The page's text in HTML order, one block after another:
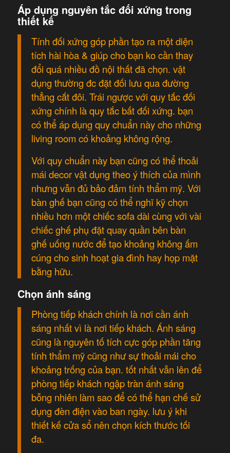
Áp dụng nguyên tắc đối xứng trong
thiết kế
Tính đối xứng góp phần tạo ra một diện
tích hài hòa & giúp cho bạn ko cần thay
đổi quá nhiều đồ nội thất đã chọn. vật
dụng thường đc đặt đối lưu qua đường
thẳng cắt đôi. Trái ngược với quy tắc đối
xứng chính là quy tắc bất đối xứng. bạn
có thể áp dụng quy chuẩn này cho những
living room có khoảng không rộng.
Với quy chuẩn này bạn cũng có thể thoải
mái decor vật dụng theo ý thích của mình
nhưng vẫn đủ bảo đảm tính thẩm mỹ. Với
bàn ghế bạn cũng có thể nghĩ kỹ chọn
nhiều hơn một chiếc sofa dài cùng với vài
chiếc ghế phụ đặt quay quần bên bàn
ghế uống nước để tạo khoảng không ấm
cúng cho sinh hoạt gia đình hay họp mặt
bằng hữu.
Chọn ánh sáng
Phòng tiếp khách chính là nơi cần ánh
sáng nhất vì là nơi tiếp khách. Ánh sáng
cũng là nguyên tố tích cực góp phần tăng
tính thẩm mỹ cũng như sự thoải mái cho
khoảng trống của bạn. tốt nhất vẫn lên để
phòng tiếp khách ngập tràn ánh sáng
bỗng nhiên làm sao để có thể hạn chế sử
dụng đèn điện vào ban ngày. lưu ý khi
thiết kế cửa sổ nên chọn kích thước tối
đa.